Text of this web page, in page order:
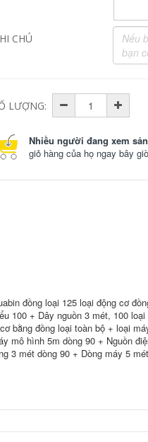
CHÚ
LƯỢNG:
Nhiều người đang xem
giỏ hàng của họ ngay bây
đồng loại 125 loại động cơ
100 + Dây nguồn 3 mét, 100
bằng đồng loại toàn bộ + loại
mô hình 5m dòng 90 + Nguồn
3 mét dòng 90 + Dòng máy 5 mét